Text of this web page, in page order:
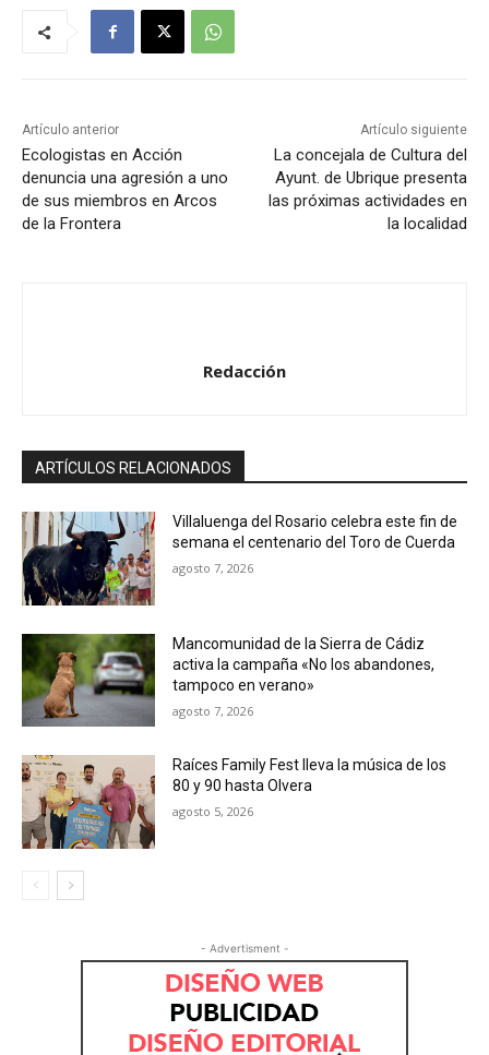
Artículo anterior
Ecologistas en Acción
denuncia una agresión a uno
de sus miembros en Arcos
de la Frontera
Artículo siguiente
La concejala de Cultura del
Ayunt. de Ubrique presenta
las próximas actividades en
la localidad
Redacción
ARTÍCULOS RELACIONADOS
Villaluenga del Rosario celebra este fin de
semana el centenario del Toro de Cuerda
agosto 7, 2026
Mancomunidad de la Sierra de Cádiz
activa la campaña «No los abandones,
tampoco en verano»
agosto 7, 2026
Raíces Family Fest lleva la música de los
80 y 90 hasta Olvera
agosto 5, 2026
- Advertisment -